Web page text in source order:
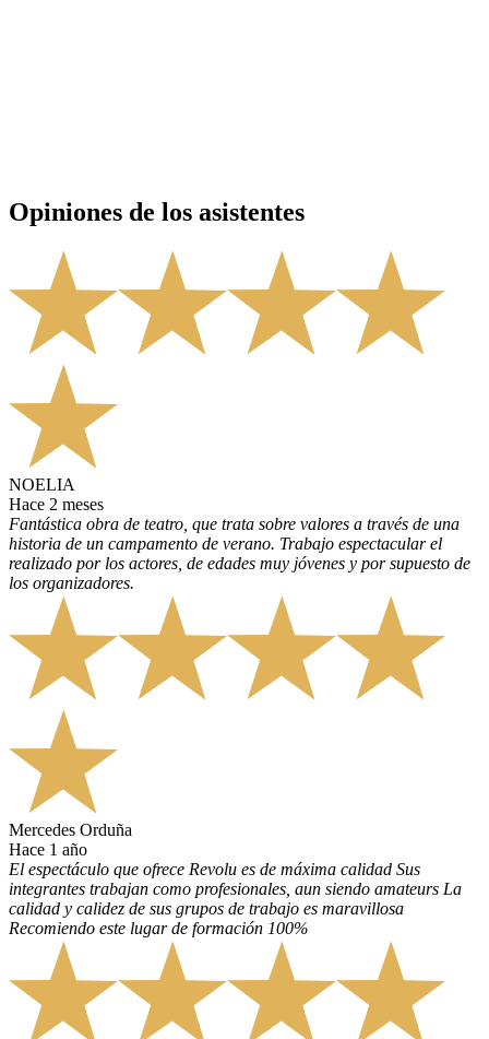
Opiniones de los asistentes
NOELIA
hace 2 meses
Fantástica obra de teatro, que trata sobre valores a través de una
historia de un campamento de verano. Trabajo espectacular el
realizado por los actores, de edades muy jóvenes y por supuesto de
los organizadores.
Mercedes Orduña
hace 1 año
El espectáculo que ofrece Revolu es de máxima calidad Sus
integrantes trabajan como profesionales, aun siendo amateurs La
calidad y calidez de sus grupos de trabajo es maravillosa
Recomiendo este lugar de formación 100%